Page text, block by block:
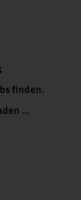
finden.
...